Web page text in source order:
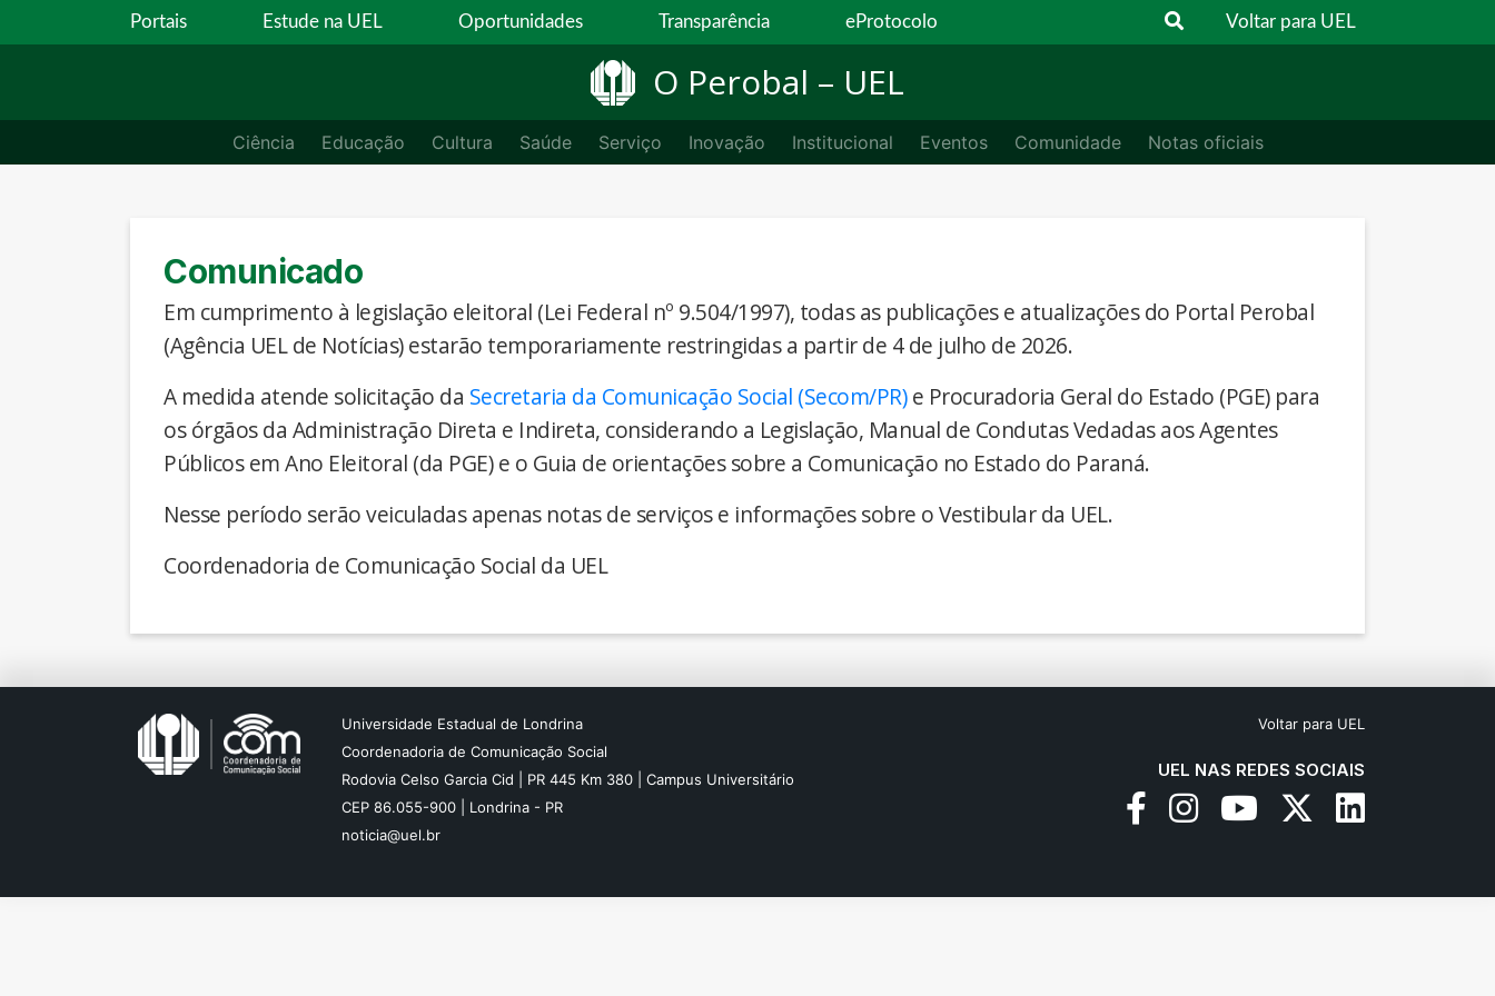
Portais Estude na UEL Oportunidades Transparência eProtocolo Voltar para UEL
O Perobal – UEL
Ciência Educação Cultura Saúde Serviço Inovação Institucional Eventos Comunidade Notas oficiais
Comunicado
Em cumprimento à legislação eleitoral (Lei Federal nº 9.504/1997), todas as publicações e atualizações do Portal Perobal
(Agência UEL de Notícias) estarão temporariamente restringidas a partir de 4 de julho de 2026.
A medida atende solicitação da Secretaria da Comunicação Social (Secom/PR)e Procuradoria Geral do Estado (PGE) para
os órgãos da Administração Direta e Indireta, considerando a Legislação, Manual de Condutas Vedadas aos Agentes
Públicos em Ano Eleitoral (da PGE) e o Guia de orientações sobre a Comunicação no Estado do Paraná.
Nesse período serão veiculadas apenas notas de serviços e informações sobre o Vestibular da UEL.
Coordenadoria de Comunicação Social da UEL
Universidade Estadual de Londrina
Coordenadoria de Comunicação Social
Rodovia Celso Garcia Cid | PR 445 Km 380 | Campus Universitário
CEP 86.055-900 | Londrina - PR
noticia@uel.br
Voltar para UEL
UEL NAS REDES SOCIAIS